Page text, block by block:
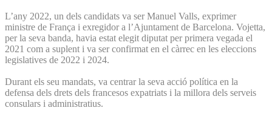
L’any 2022, un dels candidats va ser Manuel Valls, exprimer
ministre de França i exregidor a l’Ajuntament de Barcelona. Vojetta,
per la seva banda, havia estat elegit diputat per primera vegada el
2021 com a suplent i va ser confirmat en el càrrec en les eleccions
legislatives de 2022 i 2024.
Durant els seu mandats, va centrar la seva acció política en la
defensa dels drets dels francesos expatriats i la millora dels serveis
consulars i administratius.